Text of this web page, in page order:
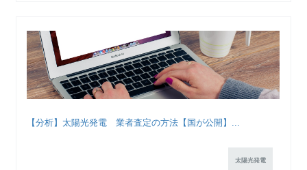
【分析】太陽光発電 業者査定の方法【国が公開】...
太陽光発電